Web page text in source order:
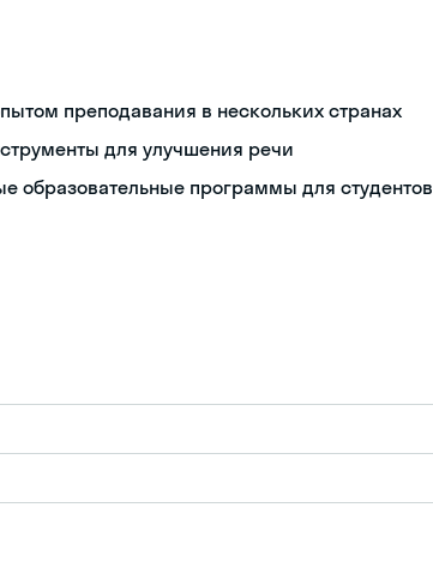
преподавания в нескольких странах
для улучшения речи
образовательные программы для студентов